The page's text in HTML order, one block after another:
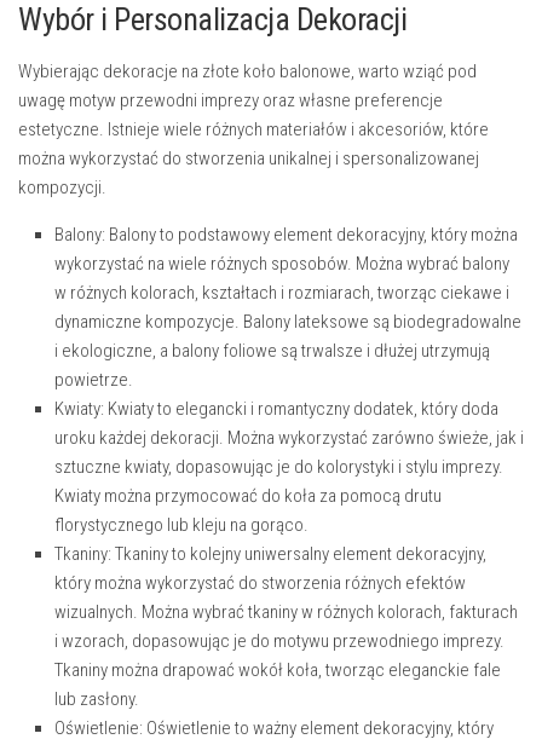
Wybór i Personalizacja Dekoracji
Wybierając dekoracje na złote koło balonowe, warto wziąć pod
uwagę motyw przewodni imprezy oraz własne preferencje
estetyczne. Istnieje wiele różnych materiałów i akcesoriów, które
można wykorzystać do stworzenia unikalnej i spersonalizowanej
kompozycji.
Balony: Balony to podstawowy element dekoracyjny, który można
wykorzystać na wiele różnych sposobów. Można wybrać balony
w różnych kolorach, kształtach i rozmiarach, tworząc ciekawe i
dynamiczne kompozycje. Balony lateksowe są biodegradowalne
i ekologiczne, a balony foliowe są trwalsze i dłużej utrzymują
powietrze.
Kwiaty: Kwiaty to elegancki i romantyczny dodatek, który doda
uroku każdej dekoracji. Można wykorzystać zarówno świeże, jak i
sztuczne kwiaty, dopasowując je do kolorystyki i stylu imprezy.
Kwiaty można przymocować do koła za pomocą drutu
florystycznego lub kleju na gorąco.
Tkaniny: Tkaniny to kolejny uniwersalny element dekoracyjny,
który można wykorzystać do stworzenia różnych efektów
wizualnych. Można wybrać tkaniny w różnych kolorach, fakturach
i wzorach, dopasowując je do motywu przewodniego imprezy.
Tkaniny można drapować wokół koła, tworząc eleganckie fale
lub zasłony.
Oświetlenie: Oświetlenie to ważny element dekoracyjny, który